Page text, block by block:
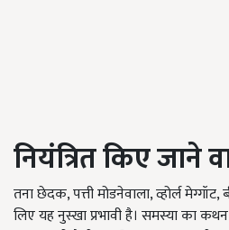
नियंत्रित किए जाने
तना छेदक, पत्ती मोडनेवाला, व्होर्ल
लिए यह नुस्खा प्रभावी है। समस्या का